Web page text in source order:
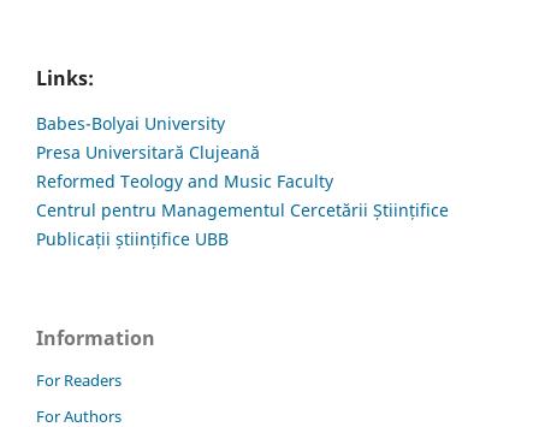
Links:
Babes-Bolyai University
Presa Universitară Clujeană
Reformed Teology and Music Faculty
Centrul pentru Managementul Cercetării Științifice
Publicații științifice UBB
Information
For Readers
For Authors